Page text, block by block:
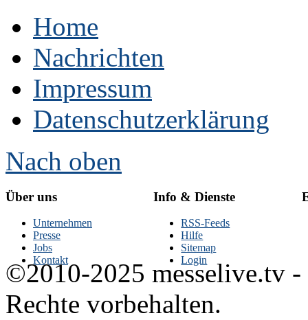
Home
Nachrichten
Impressum
Datenschutzerklärung
Nach oben
Über uns
Unternehmen
Presse
Jobs
Kontakt
Info & Dienste
RSS-Feeds
Hilfe
Sitemap
Login
©2010-2025 messelive.tv -
Rechte vorbehalten.